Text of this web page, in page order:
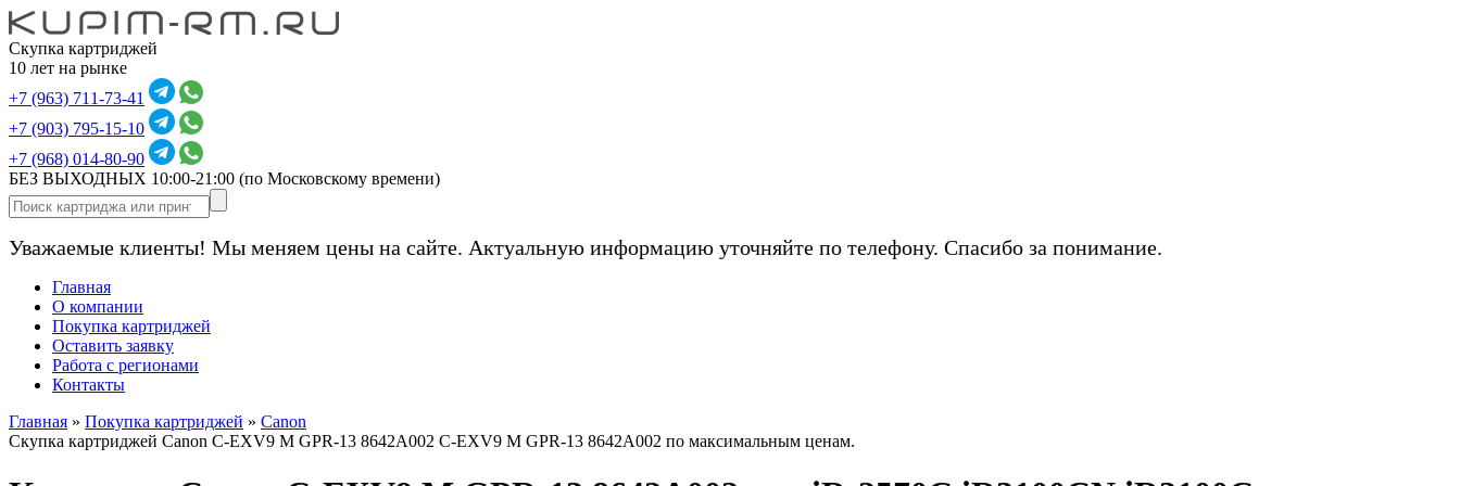
Скупка картриджей
10 лет на рынке
+7 (963) 711-73-41
+7 (903) 795-15-10
+7 (968) 014-80-90
БЕЗ ВЫХОДНЫХ 10:00-21:00 (по Московскому времени)
Уважаемые клиенты! Мы меняем цены на сайте. Актуальную информацию уточняйте по телефону. Спасибо за понимание.
Главная
О компании
Покупка картриджей
Оставить заявку
Работа с регионами
Контакты
Главная » Покупка картриджей » Canon
Скупка картриджей Canon C-EXV9 M GPR-13 8642A002 C-EXV9 M GPR-13 8642A002 по максимальным ценам.